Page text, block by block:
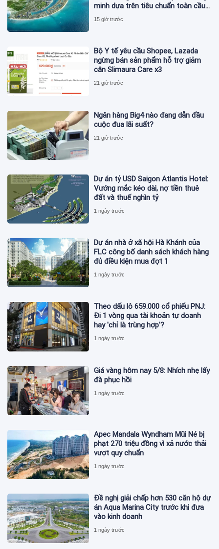
minh dựa trên tiêu chuẩn toàn cầu
ISO 37122
15 giờ trước
Bộ Y tế yêu cầu Shopee, Lazada
ngừng bán sản phẩm hỗ trợ giảm
cân Slimaura Care x3
21 giờ trước
Ngân hàng Big4 nào đang dẫn đầu
cuộc đua lãi suất?
21 giờ trước
Dự án tỷ USD Saigon Atlantis Hotel:
Vướng mắc kéo dài, nợ tiền thuê
đất và thuế nghìn tỷ
1 ngày trước
Dự án nhà ở xã hội Hà Khánh của
FLC công bố danh sách khách hàng
đủ điều kiện mua đợt 1
1 ngày trước
Theo dấu lô 659.000 cổ phiếu PNJ:
Đi 1 vòng qua tài khoản tự doanh
hay 'chỉ là trùng hợp'?
1 ngày trước
Giá vàng hôm nay 5/8: Nhích nhẹ lấy
đà phục hồi
1 ngày trước
Apec Mandala Wyndham Mũi Né bị
phạt 270 triệu đồng vì xả nước thải
vượt quy chuẩn
1 ngày trước
Đề nghị giải chấp hơn 530 căn hộ dự
án Aqua Marina City trước khi đưa
vào kinh doanh
1 ngày trước